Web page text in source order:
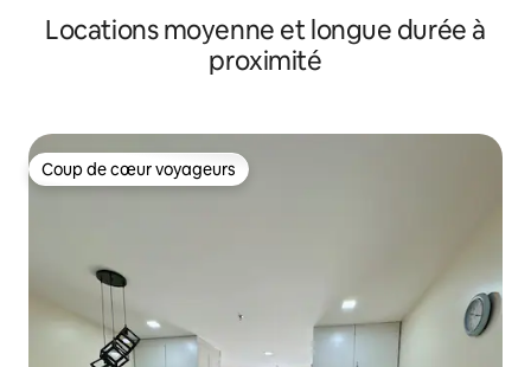
Locations moyenne et longue durée à
proximité
Coup de cœur voyageurs
Coup de cœur voyageurs